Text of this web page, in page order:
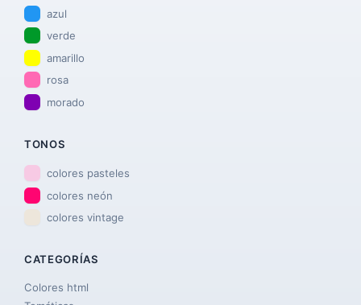
azul
verde
amarillo
rosa
morado
TONOS
colores pasteles
colores neón
colores vintage
CATEGORÍAS
Colores html